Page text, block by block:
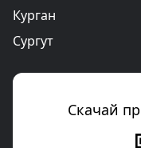
Курган
Сургут
Скачай